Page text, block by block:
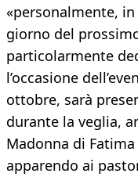
«personalmente,
giorno del
particolarmente
l’occasione
ottobre, sarà
durante la veglia,
Madonna di
apparendo ai